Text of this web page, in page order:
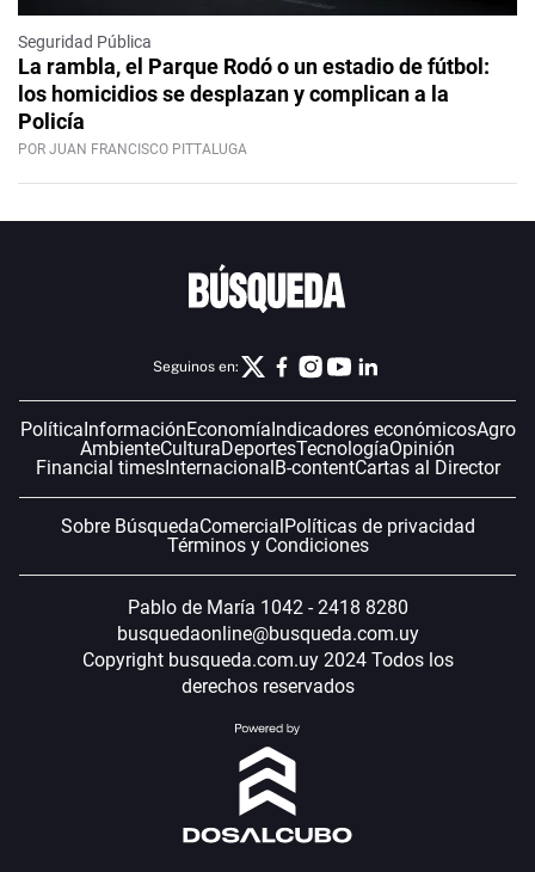
Seguridad Pública
La rambla, el Parque Rodó o un estadio de fútbol:
los homicidios se desplazan y complican a la
Policía
POR JUAN FRANCISCO PITTALUGA
Seguinos en:
Política InformaciónEconomía Indicadores económicosAgro
AmbienteCulturaDeportesTecnologíaOpinión
Financial timesInternacional B-contentCartas al Director
Sobre BúsquedaComercial Políticas de privacidad
Términos y Condiciones
Pablo de María 1042 - 2418 8280
busquedaonline@busqueda.com.uy
Copyright busqueda.com.uy 2024 Todos los
derechos reservados